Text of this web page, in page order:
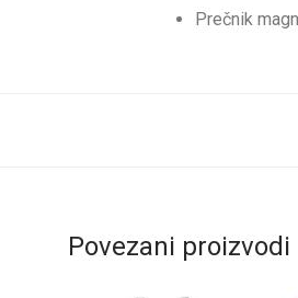
Prečnik
Povezani proizvodi